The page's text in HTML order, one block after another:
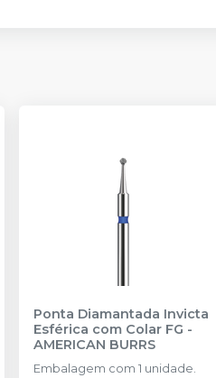
Ponta Diamantada Invicta
Esférica com Colar FG -
AMERICAN BURRS
Embalagem com 1 unidade.